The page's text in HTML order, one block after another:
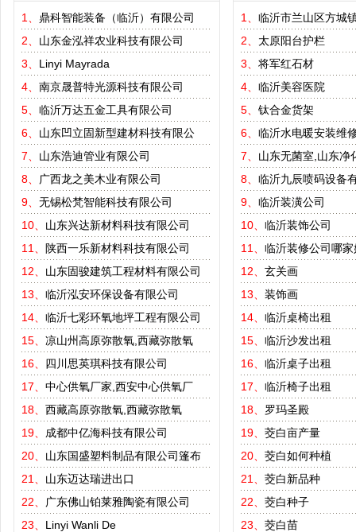
1、 鼎科智能装备（临沂）有限公司
2、 山东金泓祥农业科技有限公司
3、 Linyi Mayrada
4、 南京晟普特光源科技有限公司
5、 临沂万达五金工具有限公司
6、 山东凹立固新型建材科技有限公
7、 山东浩迪管业有限公司
8、
广西龙之美木业有限公司
9、 无锡松梵智能科技有限公司
10、 山东兴达新材料科技有限公司
11、
陕西一乐新材料科技有限公司
12、 山东固骏建筑工程材料有限公司
13、 临沂泓安环保设备有限公司
14、 临沂七彩环氧地坪工程有限公司
15、 凉山州高原弥散氧,西藏弥散氧
16、 四川思英琪科技有限公司
17、 中心供氧厂家,西安中心供氧厂
18、 西藏高原弥散氧,西藏弥散氧
19、 成都中亿海科技有限公司
20、 山东国盛塑料制品有限公司篷布
21、 山东迈达瑞进出口
22、
广东佛山铂莱雅陶瓷有限公司
23、 Linyi Wanli De
1、 临沂市兰山区方城
2、 太原阳台护栏
3、 将军红石材
4、 临沂美容医院
5、 钛合金货架
6、 临沂水电暖安装维
7、 山东无菌室,山东净
8、 临沂九辰喷码设备
9、 临沂装潢公司
10、 临沂装饰公司
11、 临沂装修公司哪家
12、 玄关画
13、 装饰画
14、 临沂桌椅出租
15、 临沂沙发出租
16、 临沂桌子出租
17、 临沂椅子出租
18、 罗玛圣殿
19、 茭白亩产量
20、 茭白如何种植
21、 茭白新品种
22、 茭白种子
23、 茭白苗